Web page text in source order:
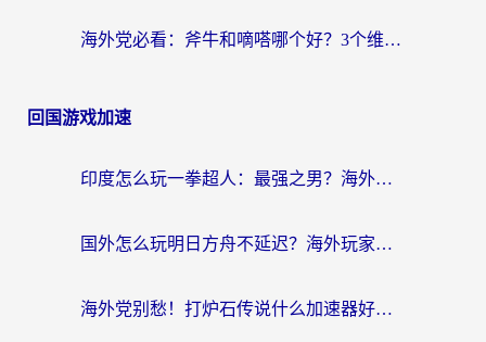
海外党必看：斧牛和嘀嗒哪个好？3个维度教你选对回国加速器
回国游戏加速
印度怎么玩一拳超人：最强之男？海外党国服游戏加速避坑指南
国外怎么玩明日方舟不延迟？海外玩家国服游戏加速终极指南（附DNF梦幻诛仙解决方案）
海外党别愁！打炉石传说什么加速器好用？3个实用技巧解决国服游戏卡顿